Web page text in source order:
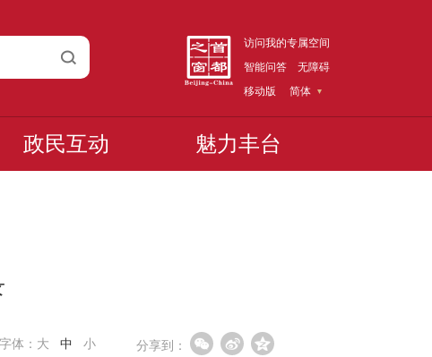
访问我的专属空间
智能问答
无障碍
移动版
简体
政民互动 魅力丰台
分享到：
字体： 大 中 小